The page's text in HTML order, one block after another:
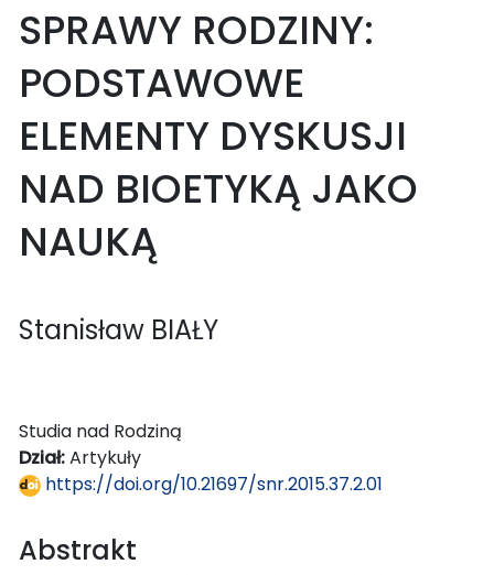
SPRAWY RODZINY:
PODSTAWOWE
ELEMENTY DYSKUSJI
NAD BIOETYKĄ JAKO
NAUKĄ
Stanisław BIAŁY
Studia nad Rodziną
Dział:Artykuły
https://doi.org/10.21697/snr.2015.37.2.01
Abstrakt